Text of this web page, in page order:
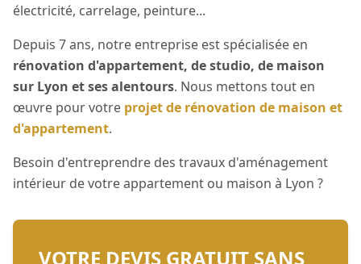
électricité, carrelage, peinture...
Depuis 7 ans, notre entreprise est spécialisée en
rénovation d'appartement, de studio, de maison
sur Lyon et ses alentours. Nous mettons tout en
œuvre pour votre projet de rénovation de maison et
d'appartement.
Besoin d'entreprendre des travaux d'aménagement
intérieur de votre appartement ou maison à Lyon ?
VOTRE DEVIS GRATUIT SANS